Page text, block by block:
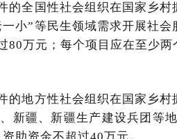
的全国性社会组织在国家乡村
小”等民生领域需求开展社会
万元；每个项目应在至少两
的地方性社会组织在国家乡村
新疆、新疆生产建设兵团等